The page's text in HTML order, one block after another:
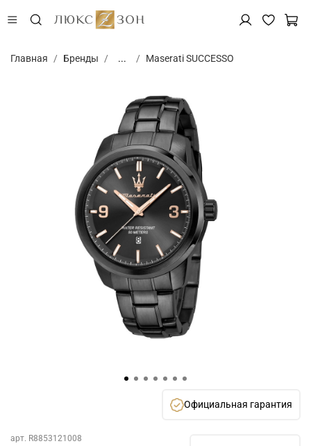
Главная Бренды ... Maserati SUCCESSO
Официальная гарантия
арт. R8853121008